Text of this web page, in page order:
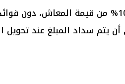
قيمة المعاش، دون
يتم سداد المبلغ عند تحويل